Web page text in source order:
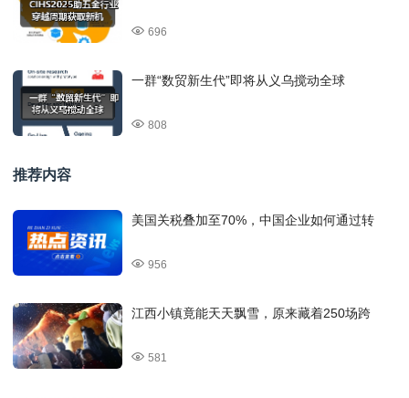
696
一群“数贸新生代”即将从义乌搅动全球
808
推荐内容
美国关税叠加至70%，中国企业如何通过转
956
江西小镇竟能天天飘雪，原来藏着250场跨
581